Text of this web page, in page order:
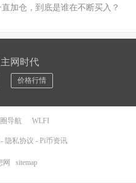
加仓，到底是谁在不断买入？
网时代
价格行情
导航 WLFI
- 隐私协议 - Pi币资讯
网 sitemap